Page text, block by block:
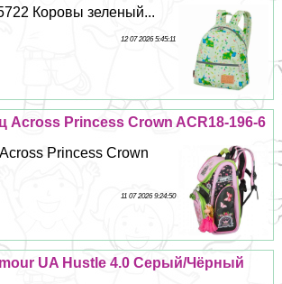
Коровы зеленый...
12 07 2026 5:45:11
Princess Crown ACR18-196-6
Princess Crown
11 07 2026 9:24:50
UA Hustle 4.0 Серый/Чёрный